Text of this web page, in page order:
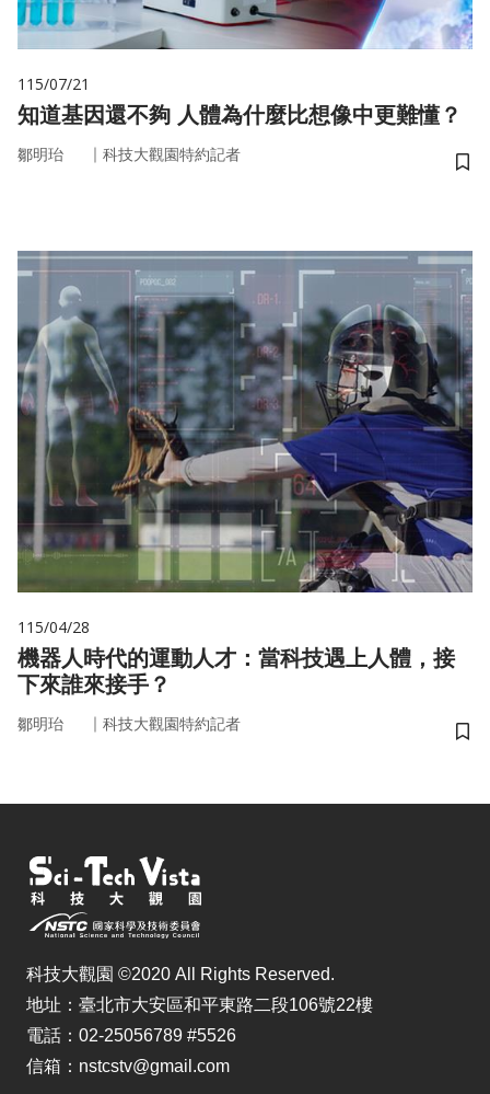
115/07/21
知道基因還不夠 人體為什麼比想像中更難懂？
鄒明珆 ｜ 科技大觀園特約記者
儲
115/04/28
機器人時代的運動人才：當科技遇上人體，接
下來誰來接手？
鄒明珆 ｜ 科技大觀園特約記者
儲
科技大觀園 ©2020 All Rights Reserved.
地址：臺北市大安區和平東路二段106號22樓
電話：02-25056789 #5526
信箱：nstcstv@gmail.com